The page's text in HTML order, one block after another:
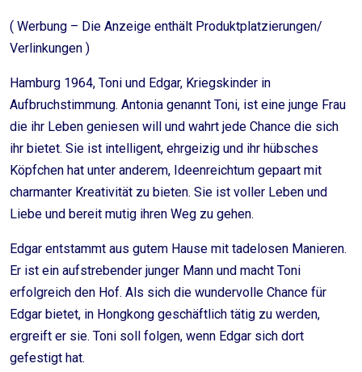
( Werbung – Die Anzeige enthält Produktplatzierungen/
Verlinkungen )
Hamburg 1964, Toni und Edgar, Kriegskinder in
Aufbruchstimmung. Antonia genannt Toni, ist eine junge Frau
die ihr Leben geniesen will und wahrt jede Chance die sich
ihr bietet. Sie ist intelligent, ehrgeizig und ihr hübsches
Köpfchen hat unter anderem, Ideenreichtum gepaart mit
charmanter Kreativität zu bieten. Sie ist voller Leben und
Liebe und bereit mutig ihren Weg zu gehen.
Edgar entstammt aus gutem Hause mit tadelosen Manieren.
Er ist ein aufstrebender junger Mann und macht Toni
erfolgreich den Hof. Als sich die wundervolle Chance für
Edgar bietet, in Hongkong geschäftlich tätig zu werden,
ergreift er sie. Toni soll folgen, wenn Edgar sich dort
gefestigt hat.